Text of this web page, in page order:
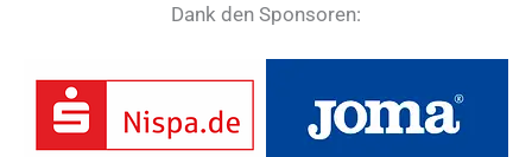
Dank den Sponsoren: